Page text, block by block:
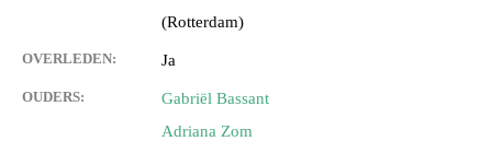
(Rotterdam)
OVERLEDEN: Ja
OUDERS:
Gabriël Bassant
Adriana Zom